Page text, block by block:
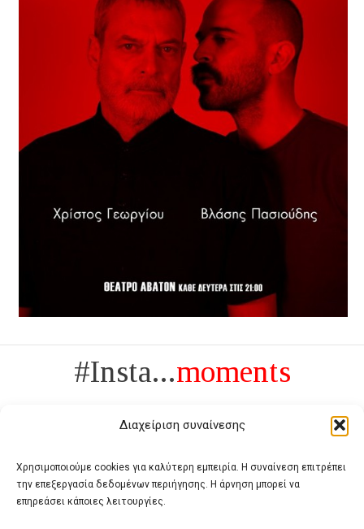
Διαχείριση συναίνεσης
Χρησιμοποιούμε cookies για καλύτερη εμπειρία. Η συναίνεση επιτρέπει
την επεξεργασία δεδομένων περιήγησης. Η άρνηση μπορεί να
επηρεάσει κάποιες λειτουργίες.
#Insta...moments
Πολυτέλεια δεν είναι το αντίθετο της ανέχειας, είναι το αντίθετο της